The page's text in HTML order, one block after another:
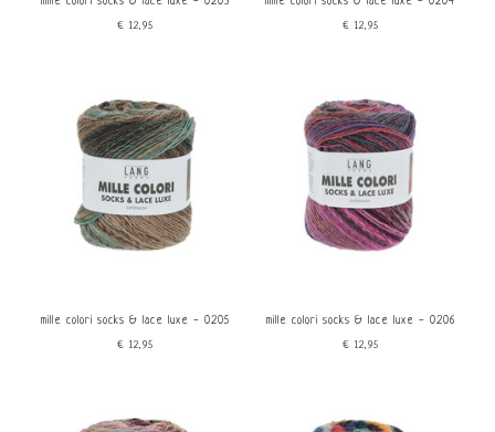
€12,95
€12,95
mille colori socks & lace luxe - 0205
€12,95
mille colori socks & lace luxe - 0206
€12,95